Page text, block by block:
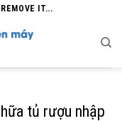
IT...
tủ rượu nhập